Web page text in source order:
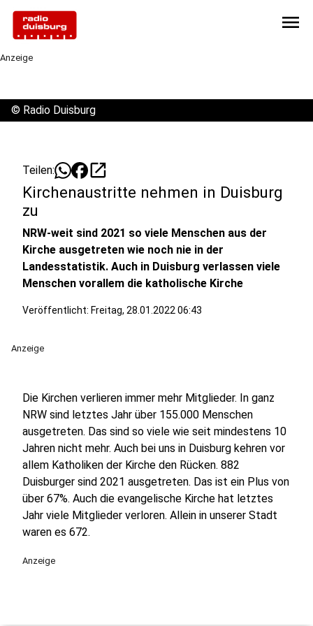
menu
Anzeige
© Radio Duisburg
Teilen: open_in_new
Kirchenaustritte nehmen in Duisburg
zu
NRW-weit sind 2021 so viele Menschen aus der
Kirche ausgetreten wie noch nie in der
Landesstatistik. Auch in Duisburg verlassen viele
Menschen vorallem die katholische Kirche
Veröffentlicht: Freitag, 28.01.2022 06:43
Anzeige
Die Kirchen verlieren immer mehr Mitglieder. In ganz
NRW sind letztes Jahr über 155.000 Menschen
ausgetreten. Das sind so viele wie seit mindestens 10
Jahren nicht mehr. Auch bei uns in Duisburg kehren vor
allem Katholiken der Kirche den Rücken. 882
Duisburger sind 2021 ausgetreten. Das ist ein Plus von
über 67%. Auch die evangelische Kirche hat letztes
Jahr viele Mitglieder verloren. Allein in unserer Stadt
waren es 672.
Anzeige